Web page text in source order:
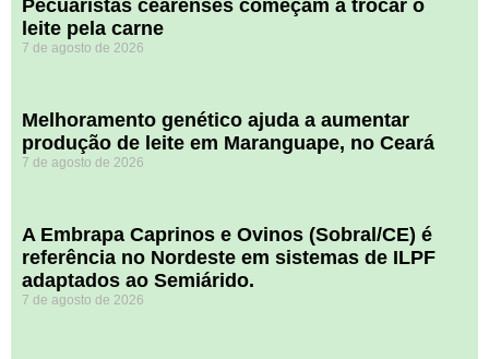
Pecuaristas cearenses começam a trocar o
leite pela carne
7 de agosto de 2026
Melhoramento genético ajuda a aumentar
produção de leite em Maranguape, no Ceará
7 de agosto de 2026
A Embrapa Caprinos e Ovinos (Sobral/CE) é
referência no Nordeste em sistemas de ILPF
adaptados ao Semiárido.
7 de agosto de 2026